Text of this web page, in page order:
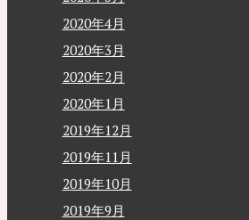
2020年4月
2020年3月
2020年2月
2020年1月
2019年12月
2019年11月
2019年10月
2019年9月